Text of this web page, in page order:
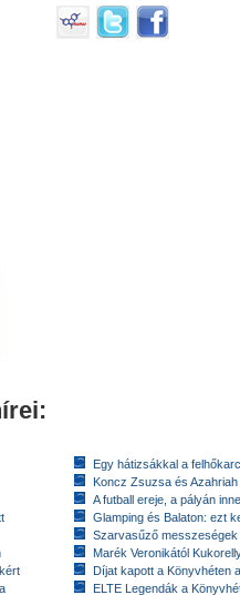
Egy hátizsákkal a
Koncz Zsuzsa és
A futball ereje, a pályán
Glamping és Balaton: ezt
Szarvasűző messzeségek
Marék Veronikától
Díjat kapott a Könyvhéten
ELTE Legendák a